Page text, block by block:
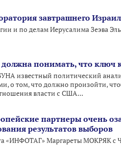
завтрашнего
и по делам Иерусалима Зеэва
понимать, что
известный политический
о том, что должно произойти,
власти с США...
партнеры очень
результатов выборов
«ИНФОТАГ» Маргареты МОКРЯК